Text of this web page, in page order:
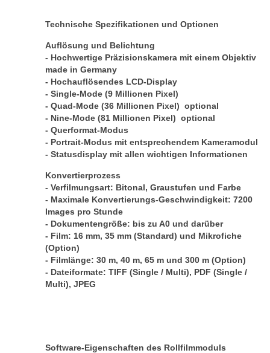
Technische Spezifikationen und Optionen
Auflösung und Belichtung
- Hochwertige Präzisionskamera mit einem Objektiv
made in Germany
- Hochauflösendes LCD-Display
- Single-Mode (9 Millionen Pixel)
- Quad-Mode (36 Millionen Pixel) optional
- Nine-Mode (81 Millionen Pixel) optional
- Querformat-Modus
- Portrait-Modus mit entsprechendem Kameramodul
- Statusdisplay mit allen wichtigen Informationen
Konvertierprozess
- Verfilmungsart: Bitonal, Graustufen und Farbe
- Maximale Konvertierungs-Geschwindigkeit: 7200
Images pro Stunde
- Dokumentengröße: bis zu A0 und darüber
- Film: 16 mm, 35 mm (Standard) und Mikrofiche
(Option)
- Filmlänge: 30 m, 40 m, 65 m und 300 m (Option)
- Dateiformate: TIFF (Single / Multi), PDF (Single /
Multi), JPEG
Software-Eigenschaften des Rollfilmmoduls